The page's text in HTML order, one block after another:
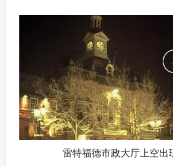
雷特福德市政大厅上空出